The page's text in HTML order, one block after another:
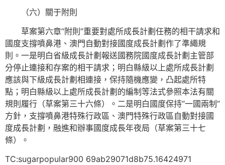
（六）關于附則
草案第六章“附則”重要對處所成長計劃任務的相干請求和
國度支撐噴鼻港、澳門自動對接國度成長計劃作了準繩規
則。一是明白省級成長計劃報送國務院國度成長計劃主管部
分停止連接和存案的相干請求；明白縣級以上處所成長計劃
應該與下級成長計劃相連接，保持隨機應變，凸起處所特
點；明白縣級以上處所成長計劃的編制等法式參照本法有關
規則履行（草案第三十六條）。二是明白國度保持“一國兩制”
方針，支撐噴鼻港特殊行政區、澳門特殊行政區自動對接國
度成長計劃，融進和辦事國度成長年夜局（草案第三十七
條）。
TC:sugarpopular900 69ab29071d8b75.16424971